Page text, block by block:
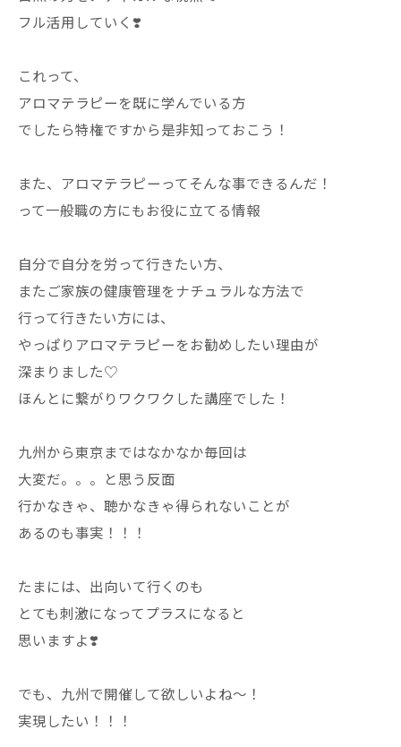
フル活用していく❣️
これって、
アロマテラピーを既に学んでいる方
でしたら特権ですから是非知っておこう！
また、アロマテラピーってそんな事できるんだ！
って一般職の方にもお役に立てる情報
自分で自分を労って行きたい方、
またご家族の健康管理をナチュラルな方法で
行って行きたい方には、
やっぱりアロマテラピーをお勧めしたい理由が
深まりました♡
ほんとに繋がりワクワクした講座でした！
九州から東京まではなかなか毎回は
大変だ。。。と思う反面
行かなきゃ、聴かなきゃ得られないことが
あるのも事実！！！
たまには、出向いて行くのも
とても刺激になってプラスになると
思いますよ❣️
でも、九州で開催して欲しいよね〜！
実現したい！！！